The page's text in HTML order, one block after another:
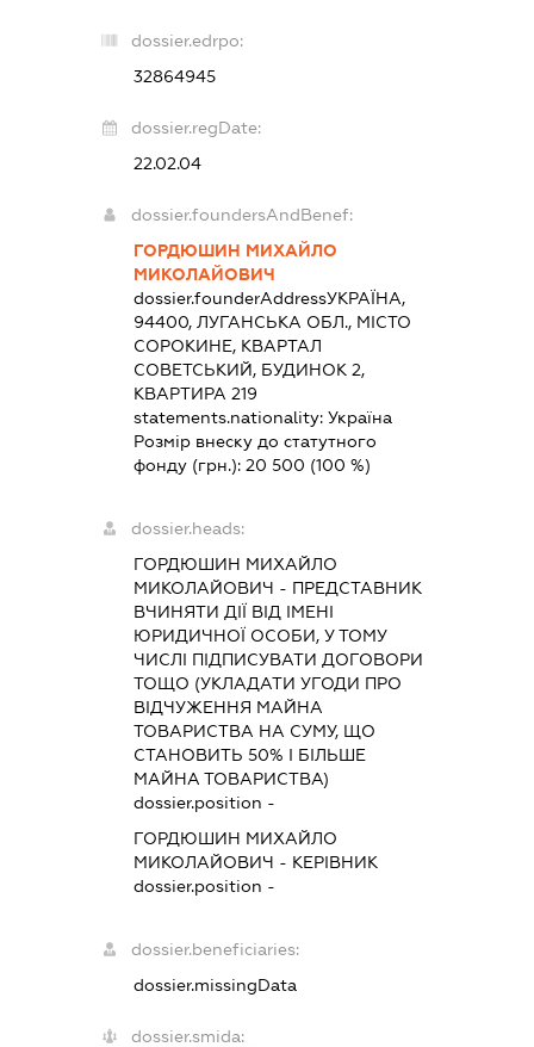
dossier.edrpo:
32864945
dossier.regDate:
22.02.04
dossier.foundersAndBenef:
ГОРДЮШИН МИХАЙЛО
МИКОЛАЙОВИЧ
dossier.founderAddressУКРАЇНА,
94400, ЛУГАНСЬКА ОБЛ., МІСТО
СОРОКИНЕ, КВАРТАЛ
СОВЕТСЬКИЙ, БУДИНОК 2,
КВАРТИРА 219
statements.nationality: Україна
Розмір внеску до статутного
фонду (грн.): 20 500 (100 %)
dossier.heads:
ГОРДЮШИН МИХАЙЛО
МИКОЛАЙОВИЧ - ПРЕДСТАВНИК
ВЧИНЯТИ ДІЇ ВІД ІМЕНІ
ЮРИДИЧНОЇ ОСОБИ, У ТОМУ
ЧИСЛІ ПІДПИСУВАТИ ДОГОВОРИ
ТОЩО (УКЛАДАТИ УГОДИ ПРО
ВІДЧУЖЕННЯ МАЙНА
ТОВАРИСТВА НА СУМУ, ЩО
СТАНОВИТЬ 50% І БІЛЬШЕ
МАЙНА ТОВАРИСТВА)
dossier.position -
ГОРДЮШИН МИХАЙЛО
МИКОЛАЙОВИЧ - КЕРІВНИК
dossier.position -
dossier.beneficiaries:
dossier.missingData
dossier.smida: